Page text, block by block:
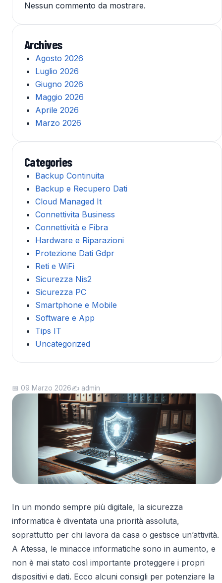
📅 09 Marzo 2026✍️ admin
In un mondo sempre più digitale, la sicurezza
informatica è diventata una priorità assoluta,
soprattutto per chi lavora da casa o gestisce un’attività.
A Atessa, le minacce informatiche sono in aumento, e
non è mai stato così importante proteggere i propri
dispositivi e dati. Ecco alcuni consigli per potenziare la
Nessun commento da mostrare.
Archives
Agosto 2026
Luglio 2026
Giugno 2026
Maggio 2026
Aprile 2026
Marzo 2026
Categories
Backup Continuita
Backup e Recupero Dati
Cloud Managed It
Connettivita Business
Connettività e Fibra
Hardware e Riparazioni
Protezione Dati Gdpr
Reti e WiFi
Sicurezza Nis2
Sicurezza PC
Smartphone e Mobile
Software e App
Tips IT
Uncategorized